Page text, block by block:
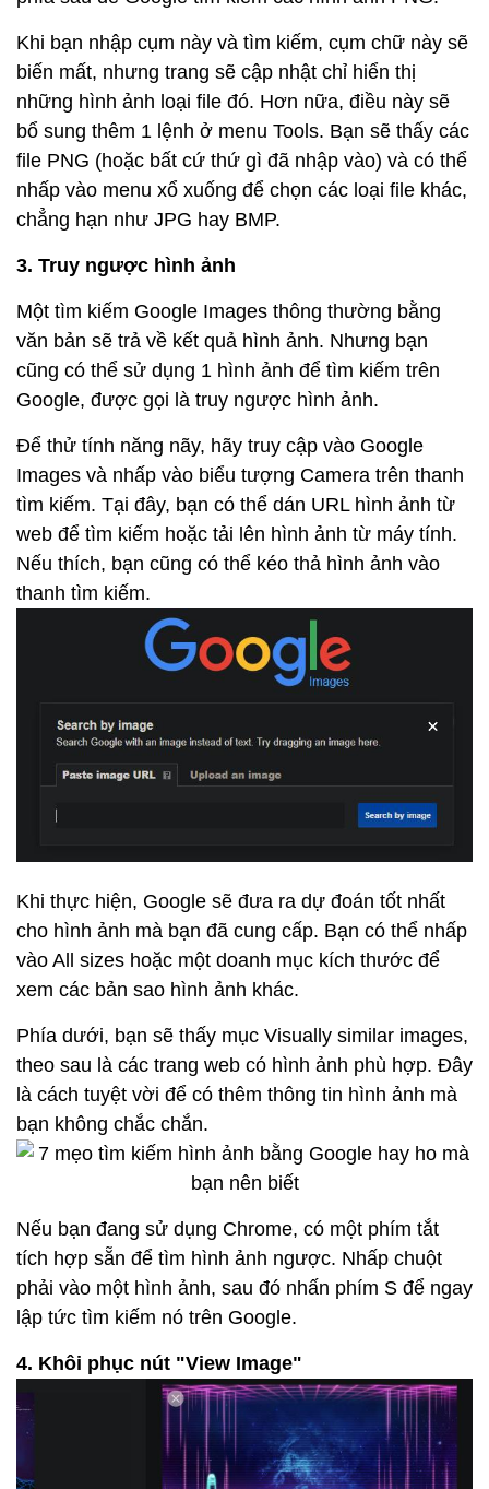
Khi bạn nhập cụm này và tìm kiếm, cụm chữ này sẽ
biến mất, nhưng trang sẽ cập nhật chỉ hiển thị
những hình ảnh loại file đó. Hơn nữa, điều này sẽ
bổ sung thêm 1 lệnh ở menu Tools. Bạn sẽ thấy các
file PNG (hoặc bất cứ thứ gì đã nhập vào) và có thể
nhấp vào menu xổ xuống để chọn các loại file khác,
chẳng hạn như JPG hay BMP.
3. Truy ngược hình ảnh
Một tìm kiếm Google Images thông thường bằng
văn bản sẽ trả về kết quả hình ảnh. Nhưng bạn
cũng có thể sử dụng 1 hình ảnh để tìm kiếm trên
Google, được gọi là truy ngược hình ảnh.
Để thử tính năng nãy, hãy truy cập vào Google
Images và nhấp vào biểu tượng Camera trên thanh
tìm kiếm. Tại đây, bạn có thể dán URL hình ảnh từ
web để tìm kiếm hoặc tải lên hình ảnh từ máy tính.
Nếu thích, bạn cũng có thể kéo thả hình ảnh vào
thanh tìm kiếm.
Khi thực hiện, Google sẽ đưa ra dự đoán tốt nhất
cho hình ảnh mà bạn đã cung cấp. Bạn có thể nhấp
vào All sizes hoặc một doanh mục kích thước để
xem các bản sao hình ảnh khác.
Phía dưới, bạn sẽ thấy mục Visually similar images,
theo sau là các trang web có hình ảnh phù hợp. Đây
là cách tuyệt vời để có thêm thông tin hình ảnh mà
bạn không chắc chắn.
Nếu bạn đang sử dụng Chrome, có một phím tắt
tích hợp sẵn để tìm hình ảnh ngược. Nhấp chuột
phải vào một hình ảnh, sau đó nhấn phím S để ngay
lập tức tìm kiếm nó trên Google.
4. Khôi phục nút "View Image"